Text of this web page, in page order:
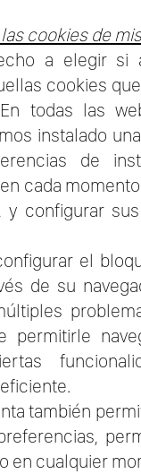
cookies de
a elegir si
cookies
todas las
instalado
de
cada
y configurar
el
de su
permitirle
también
en cualquier